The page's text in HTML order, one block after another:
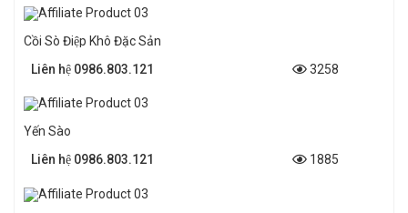
Cồi Sò Điệp Khô Đặc Sản
Liên hệ 0986.803.121
3258
Yến Sào
Liên hệ 0986.803.121
1885